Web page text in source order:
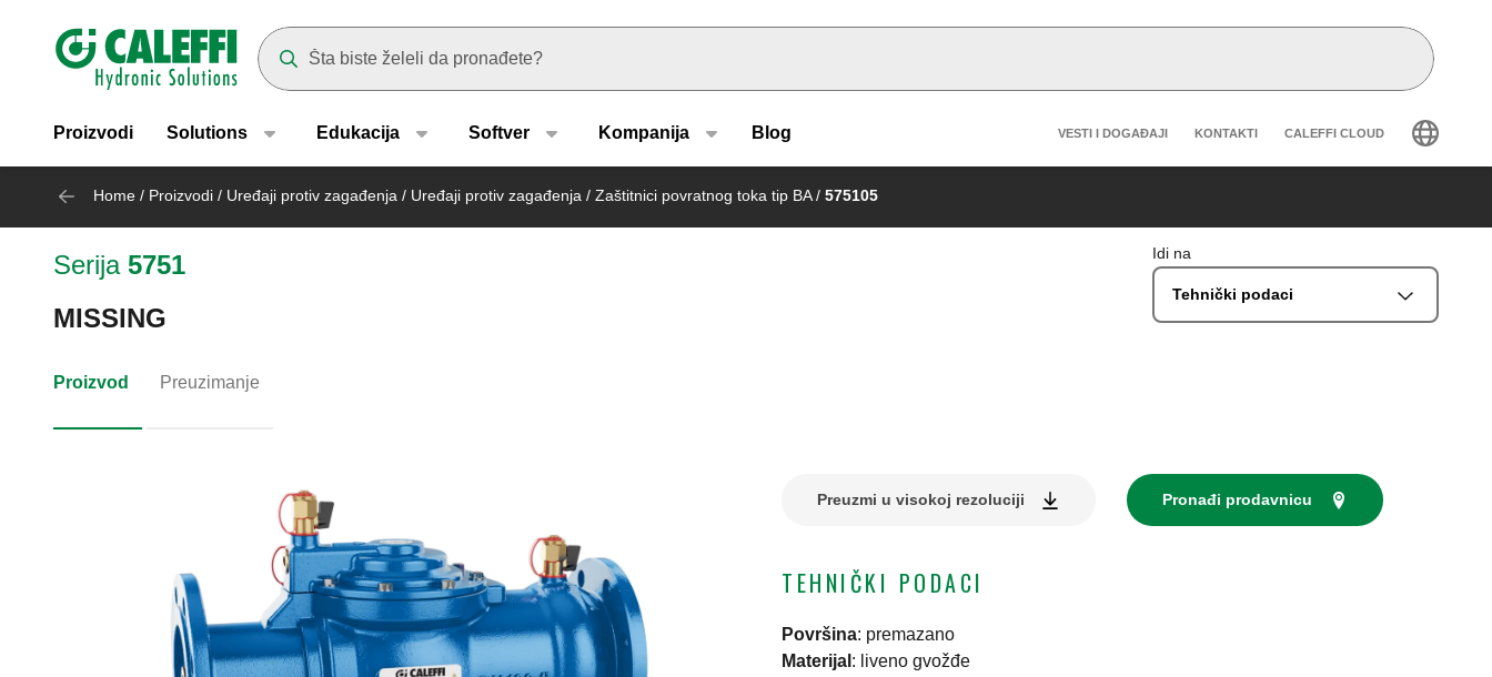
Header main navigation
Proizvodi Solutions Edukacija Softver Kompanija Blog Header secondary navigation
VESTI I DOGAĐAJI KONTAKTI CALEFFI CLOUD
Home / Proizvodi / Uređaji protiv zagađenja / Uređaji protiv zagađenja / Zaštitnici povratnog toka tip BA/ 575105
Serija 5751
MISSING
Idi na
Tehnički podaci
Proizvod Preuzimanje
Preuzmi u visokoj rezoluciji Pronađi prodavnicu
TEHNIČKI PODACI
Površina: premazano
Materijal : liveno gvožđe